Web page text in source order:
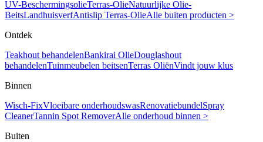
UV-BeschermingsolieTerras-OlieNatuurlijke Olie-
BeitsLandhuisverfAntislip Terras-OlieAlle buiten producten >
Ontdek
Teakhout behandelenBankirai OlieDouglashout
behandelenTuinmeubelen beitsenTerras OliënVindt jouw klus
Binnen
Wisch-FixVloeibare onderhoudswasRenovatiebundelSpray
CleanerTannin Spot RemoverAlle onderhoud binnen >
Buiten